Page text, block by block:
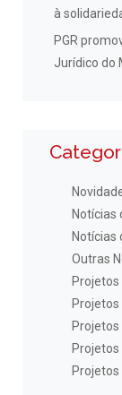
à
PGR
Jurídico do
Notícias
Notícias
Outras
Projetos
Projetos
Projetos